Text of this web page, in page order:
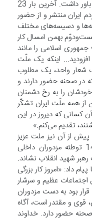
بهتر است. این را رهبر شهید انقلاب نیز باور داشت. آخرین بار 23
مردم ایران منتشر و از حضور
وجود فتنه‌ها و دسیسه‌های مختلف
بهمن امسال کار
جمهوری اسلامی را مانند
اینکه یک ملّت
شعار واحد، یک مطلوب
در صحنه حضور دارند و
را به رخ دشمنان
همه‌ ملّت ایران تشکّر
کسانی که دیروز در این
تقدیم می‌کنم.»
از آن نیز ملت عزیز
ایران با راهپیمایی عظیم 22 دی 1404 توطئه مزدوران داخلی
شهید انقلاب نشاند.
داد: «امروز کار بزرگی
اجتماعات عظیم و سرشار
بود به دست مزدوران
قوی و مقتدر است، آگاه
حضور دارد. خداوند